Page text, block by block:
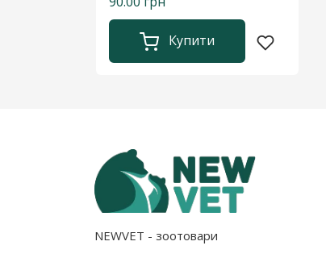
Купити
NEWVET - зоотовари